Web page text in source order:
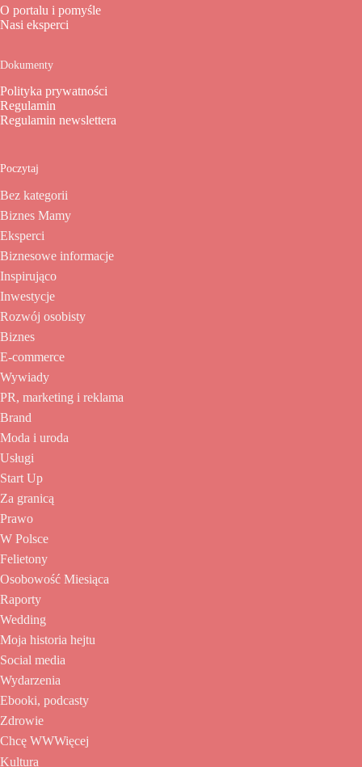
O portalu i pomyśle
Nasi eksperci
Dokumenty
Polityka prywatności
Regulamin
Regulamin newslettera
Poczytaj
Bez kategorii
Biznes Mamy
Eksperci
Biznesowe informacje
Inspirująco
Inwestycje
Rozwój osobisty
Biznes
E-commerce
Wywiady
PR, marketing i reklama
Brand
Moda i uroda
Usługi
Start Up
Za granicą
Prawo
W Polsce
Felietony
Osobowość Miesiąca
Raporty
Wedding
Moja historia hejtu
Social media
Wydarzenia
Ebooki, podcasty
Zdrowie
Chcę WWWięcej
Kultura